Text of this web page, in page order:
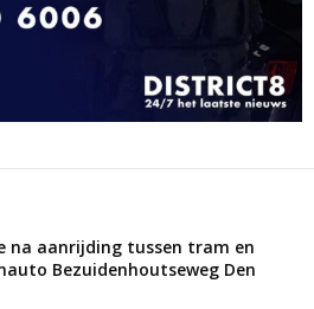
na aanrijding tussen tram en
Bezuidenhoutseweg Den